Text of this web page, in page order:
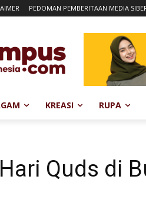
PEDOMAN PEMBERITAAN MEDIA
KREASI RUPA
Quds di